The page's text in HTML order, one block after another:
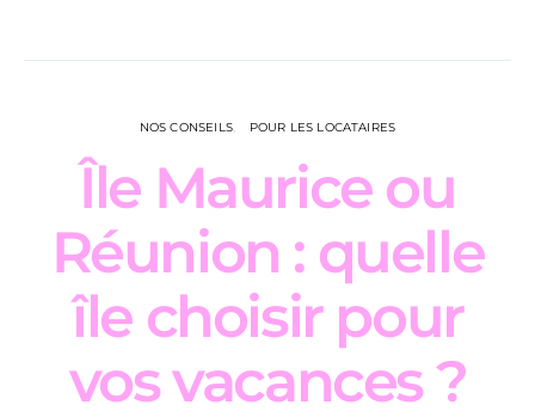
NOS CONSEILS POUR LES LOCATAIRES
Île Maurice ou
Réunion : quelle
île choisir pour
vos vacances ?